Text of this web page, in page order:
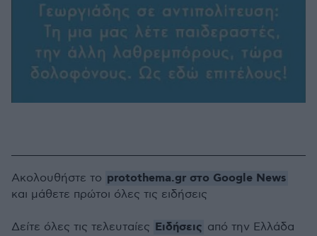
Ακολουθήστε το protothema.gr στο Google News
και μάθετε πρώτοι όλες τις ειδήσεις
Δείτε όλες τις τελευταίες Ειδήσεις από την Ελλάδα